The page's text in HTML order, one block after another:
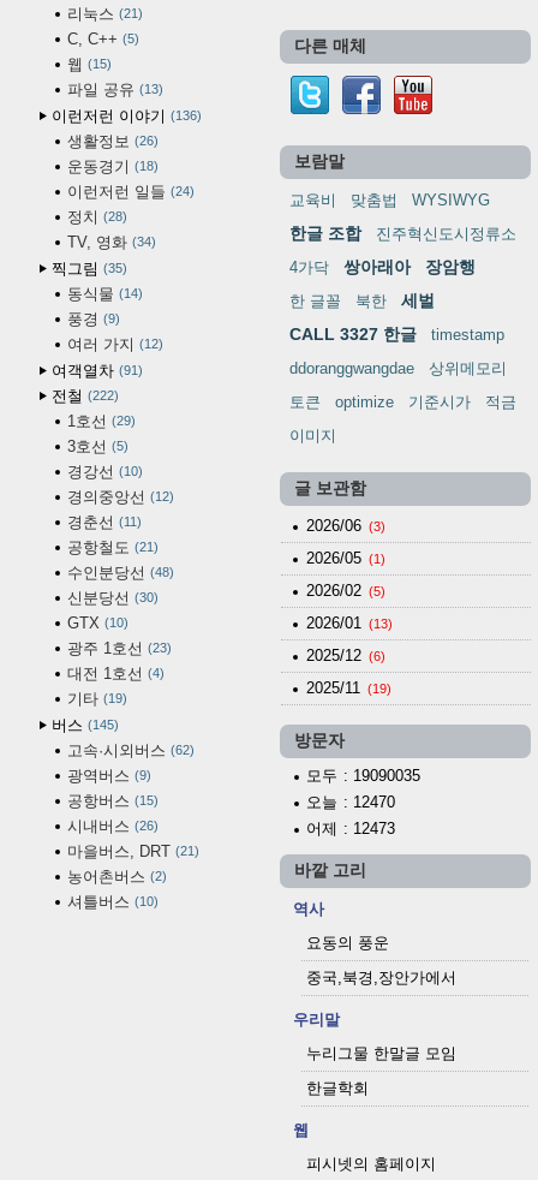
리눅스 21
C, C++ 5
웹 15
파일 공유 13
이런저런 이야기 136
생활정보 26
운동경기 18
이런저런 일들 24
정치 28
TV, 영화 34
찍그림 35
동식물 14
풍경 9
여러 가지 12
여객열차 91
전철 222
1호선 29
3호선 5
경강선 10
경의중앙선 12
경춘선 11
공항철도 21
수인분당선 48
신분당선 30
GTX 10
광주 1호선 23
대전 1호선 4
기타 19
버스 145
고속·시외버스 62
광역버스 9
공항버스 15
시내버스 26
마을버스, DRT 21
농어촌버스 2
셔틀버스 10
다른 매체
보람말
교육비 맞춤법 WYSIWYG
한글 조합
진주혁신도시정류소
4가닥
쌍아래아 장암행
한 글꼴 북한
세벌
CALL 3327 한글
timestamp
ddoranggwangdae
상위메모리
토큰
optimize 기준시가
적금
이미지
글 보관함
2026/06 (3)
2026/05 (1)
2026/02 (5)
2026/01 (13)
2025/12 (6)
2025/11 (19)
방문자
모두 : 19090035
오늘 : 12470
어제 : 12473
바깥 고리
역사
요동의 풍운
중국,북경,장안가에서
우리말
누리그물 한말글 모임
한글학회
웹
피시넷의 홈페이지